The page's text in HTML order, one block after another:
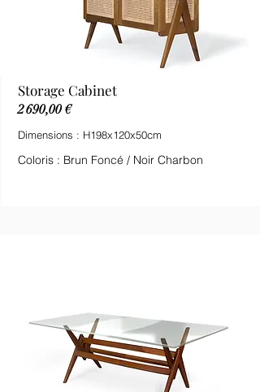
Storage Cabinet
2 690,00 €
Dimensions : H198x120x50cm
Coloris : Brun Foncé / Noir Charbon